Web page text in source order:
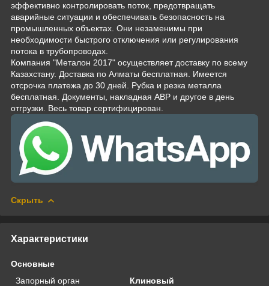
эффективно контролировать поток, предотвращать
аварийные ситуации и обеспечивать безопасность на
промышленных объектах. Они незаменимы при
необходимости быстрого отключения или регулирования
потока в трубопроводах.
Компания "Металон 2017" осуществляет доставку по всему
Казахстану. Доставка по Алматы бесплатная. Имеется
отсрочка платежа до 30 дней. Рубка и резка металла
бесплатная. Документы, накладная АВР и другое в день
отгрузки. Весь товар сертифицирован.
Скрыть
Характеристики
Основные
Запорный орган
Клиновый